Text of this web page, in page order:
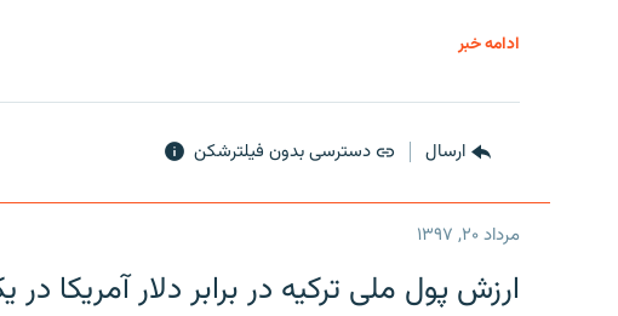
ادامه خبر
ارسال دسترسی بدون فیلترشکن
مرداد ۲۰, ۱۳۹۷
ارزش پول ملی ترکیه در برابر دلار آمریکا در یک روز ۱۸ درصد